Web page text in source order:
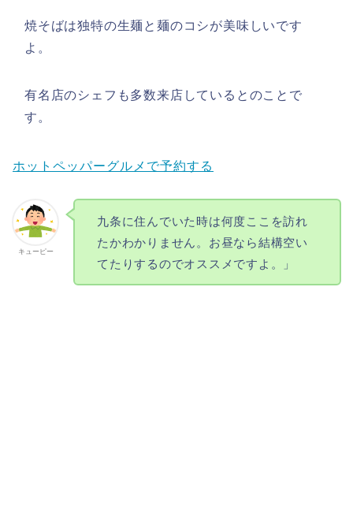
焼そばは独特の生麺と麺のコシが美味しいです
よ。
有名店のシェフも多数来店しているとのことで
す。
ホットペッパーグルメで予約する
キューピー
九条に住んでいた時は何度ここを訪れ
たかわかりません。お昼なら結構空い
てたりするのでオススメですよ。」